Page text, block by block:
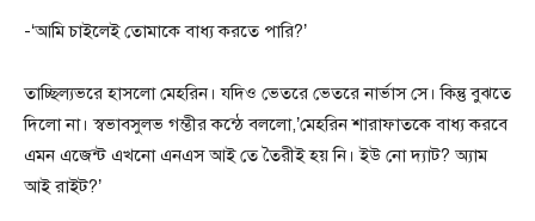
-‘আমি চাইলেই তোমাকে বাধ্য করতে পারি?’
তাচ্ছিল্যভরে হাসলো মেহরিন। যদিও ভেতরে ভেতরে নার্ভাস সে। কিন্তু বুঝতে
দিলো না। স্বভাবসুলভ গম্ভীর কন্ঠে বললো,’মেহরিন শারাফাতকে বাধ্য করবে
এমন এজেন্ট এখনো এনএস আই তে তৈরীই হয় নি। ইউ নো দ্যাট? অ্যাম
আই রাইট?’